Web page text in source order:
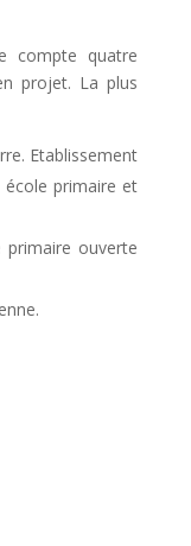
compte quatre
projet. La plus
Etablissement
école primaire et
primaire ouverte